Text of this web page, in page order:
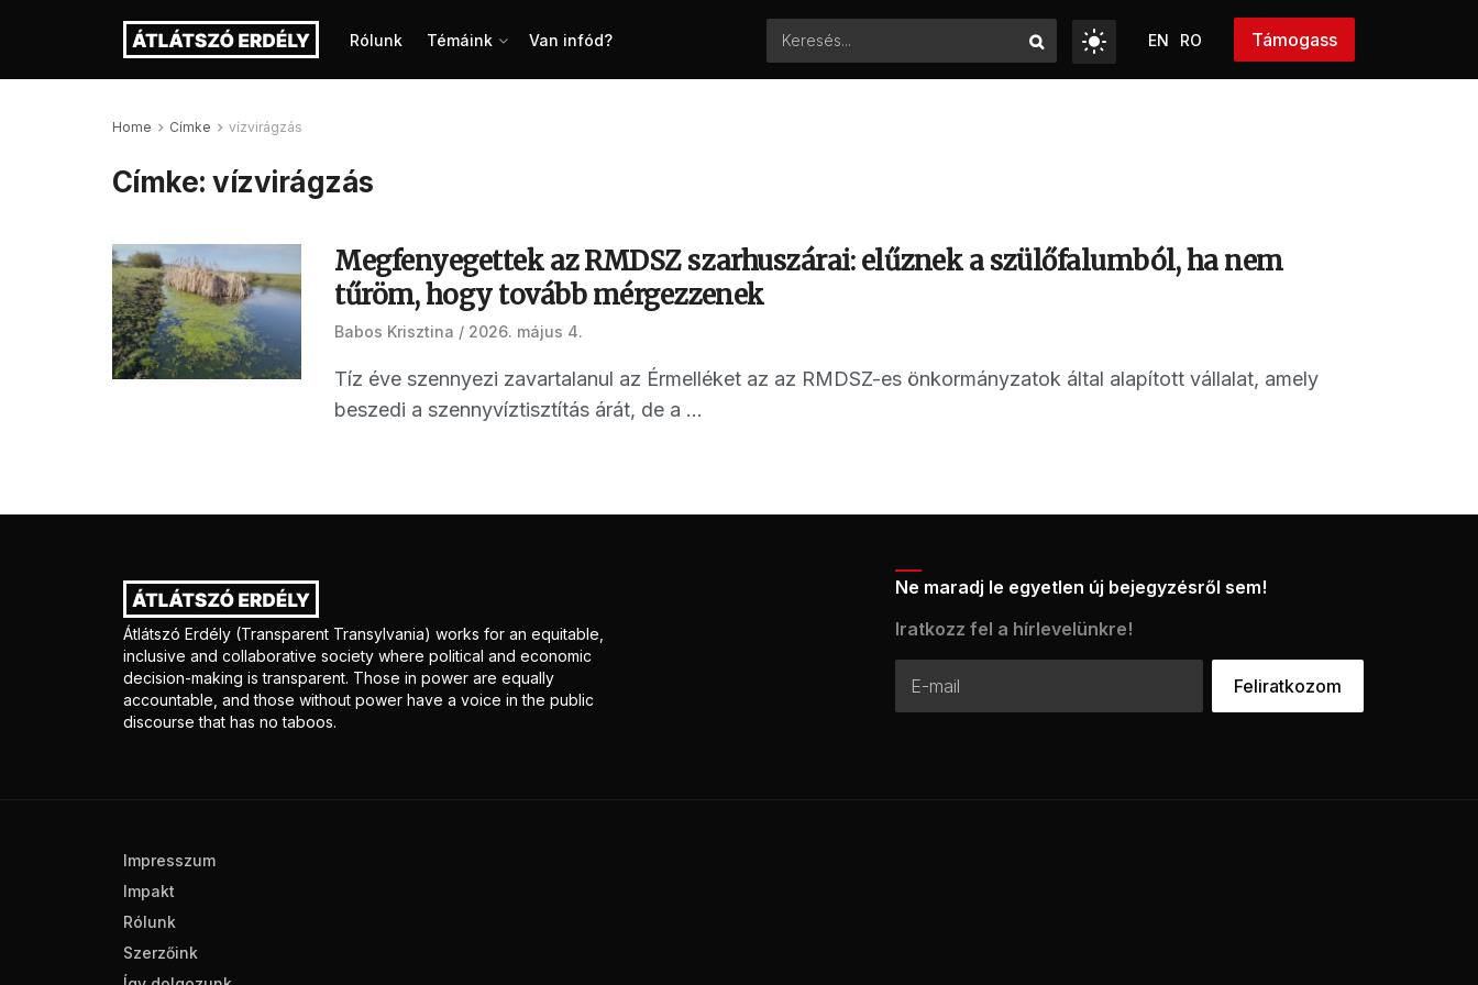
Rólunk Témáink Van infód? EN RO Támogass
Home Címke vízvirágzás
Címke:vízvirágzás
Megfenyegettek az RMDSZ szarhuszárai: elűznek a szülőfalumból, ha nem
tűröm, hogy tovább mérgezzenek
Babos Krisztina 2026. május 4.
Tíz éve szennyezi zavartalanul az Érmelléket az az RMDSZ-es önkormányzatok által alapított vállalat, amely
beszedi a szennyvíztisztítás árát, de a ...
Átlátszó Erdély (Transparent Transylvania) works for an equitable,
inclusive and collaborative society where political and economic
decision-making is transparent. Those in power are equally
accountable, and those without power have a voice in the public
discourse that has no taboos.
Ne maradj le egyetlen új bejegyzésről sem!
Iratkozz fel a hírlevelünkre!
Impresszum
Impakt
Rólunk
Szerzőink